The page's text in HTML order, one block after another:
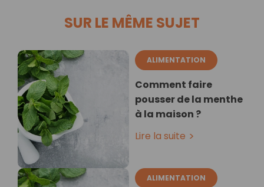
SUR LE MÊME SUJET
ALIMENTATION
Comment faire
pousser de la menthe
à la maison ?
Lire la suite
ALIMENTATION